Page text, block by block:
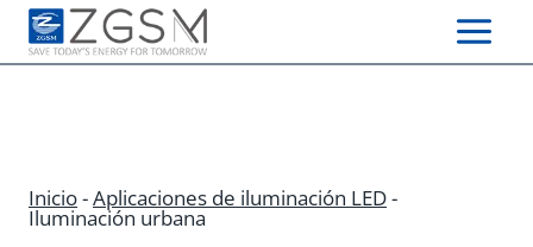
Skip
Inicio-Aplicaciones de iluminación LED-
Iluminación urbana